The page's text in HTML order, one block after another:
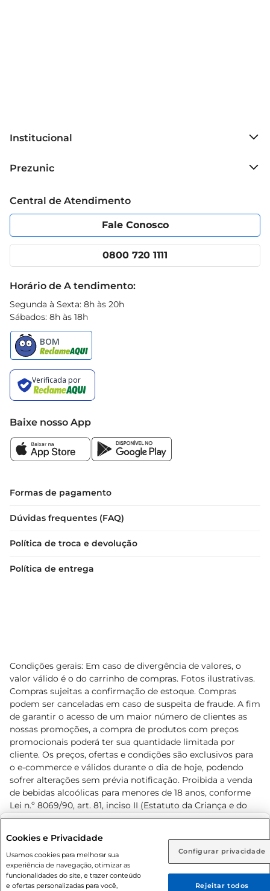
Rio de Janeiro (RJ) Goiás (GO)
Ou
Institucional
Grupo Cencosud
Política de Privacidade
Portal do fornecedor
Cencosud Media
Prezunic
Código de Ética
App Prezunic
Central de Atendimento
Fale Conosco
0800 720 1111
Horário de A tendimento:
Segunda à Sexta: 8h às 20h
Sábados: 8h às 18h
Baixe nosso App
Formas de pagamento
Dúvidas frequentes (FAQ)
Política de troca e devolução
Política de entrega
Condições gerais: Em caso de divergência de valores, o
valor válido é o do carrinho de compras. Fotos ilustrativas.
Compras sujeitas a confirmação de estoque. Compras
podem ser canceladas em caso de suspeita de fraude. A fim
de garantir o acesso de um maior número de clientes as
nossas promoções, a compra de produtos com preços
promocionais poderá ter sua quantidade limitada por
cliente. Os preços, ofertas e condições são exclusivos para
o e-commerce e válidos durante o dia de hoje, podendo
sofrer alterações sem prévia notificação. Proibida a venda
de bebidas alcoólicas para menores de 18 anos, conforme
Lei n.º 8069/90, art. 81, inciso II (Estatuto da Criança e do
Adolescente). Preços e condições exclusivos para o
prévio. O valor mínimo para as compras on-line é de R$
80,00.
Cookies e Privacidade
Usamos cookies para melhorar sua
experiência de navegação, otimizar as
funcionalidades do site, e trazer conteúdo
e ofertas personalizadas para você,
Configurar privacidade
Rejeitar todos